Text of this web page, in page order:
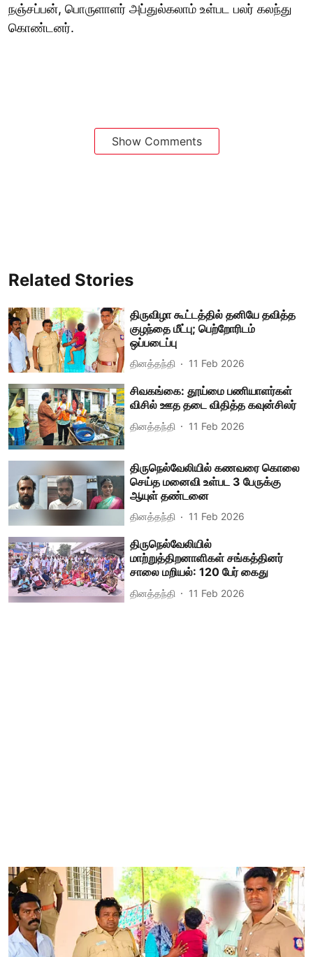
நஞ்சப்பன், பொருளாளர் அப்துல்கலாம் உள்பட பலர் கலந்து
கொண்டனர்.
Show Comments
Related Stories
திருவிழா கூட்டத்தில் தனியே தவித்த
குழந்தை மீட்பு; பெற்றோரிடம்
ஒப்படைப்பு
தினத்தந்தி 11 Feb 2026
சிவகங்கை: தூய்மை பணியாளர்கள்
விசில் ஊத தடை விதித்த கவுன்சிலர்
தினத்தந்தி 11 Feb 2026
திருநெல்வேலியில் கணவரை கொலை
செய்த மனைவி உள்பட 3 பேருக்கு
ஆயுள் தண்டனை
தினத்தந்தி 11 Feb 2026
திருநெல்வேலியில்
மாற்றுத்திறனாளிகள் சங்கத்தினர்
சாலை மறியல்: 120 பேர் கைது
தினத்தந்தி 11 Feb 2026